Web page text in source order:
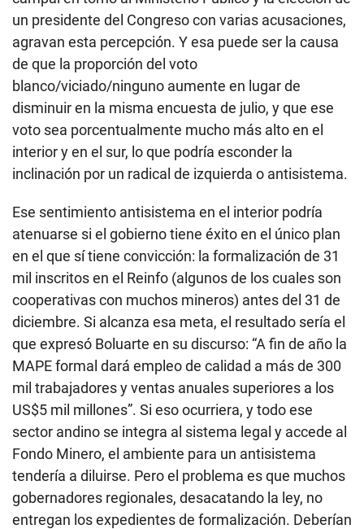
un presidente del Congreso con varias acusaciones,
agravan esta percepción. Y esa puede ser la causa
de que la proporción del voto
blanco/viciado/ninguno aumente en lugar de
disminuir en la misma encuesta de julio, y que ese
voto sea porcentualmente mucho más alto en el
interior y en el sur, lo que podría esconder la
inclinación por un radical de izquierda o antisistema.
Ese sentimiento antisistema en el interior podría
atenuarse si el gobierno tiene éxito en el único plan
en el que sí tiene convicción: la formalización de 31
mil inscritos en el Reinfo (algunos de los cuales son
cooperativas con muchos mineros) antes del 31 de
diciembre. Si alcanza esa meta, el resultado sería el
que expresó Boluarte en su discurso: “A fin de año la
MAPE formal dará empleo de calidad a más de 300
mil trabajadores y ventas anuales superiores a los
US$5 mil millones”. Si eso ocurriera, y todo ese
sector andino se integra al sistema legal y accede al
Fondo Minero, el ambiente para un antisistema
tendería a diluirse. Pero el problema es que muchos
gobernadores regionales, desacatando la ley, no
entregan los expedientes de formalización. Deberían